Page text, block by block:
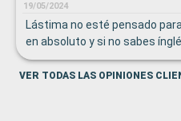
19/05/2024
Lástima no esté pensado
en absoluto y si no sabes
VER TODAS LAS OPINIONES